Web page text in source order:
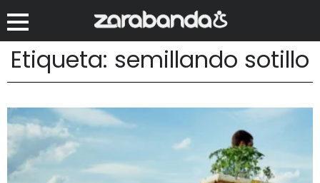
Etiqueta: semillando sotillo